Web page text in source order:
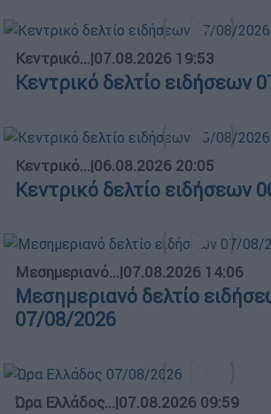
Κεντρικό...|07.08.2026 19:53
Κεντρικό δελτίο ειδήσεων
Κεντρικό...|06.08.2026 20:05
Κεντρικό δελτίο ειδήσεων
Μεσημεριανό...|07.08.2026 14:06
Μεσημεριανό δελτίο
07/08/2026
Ώρα Ελλάδος...|07.08.2026 09:59